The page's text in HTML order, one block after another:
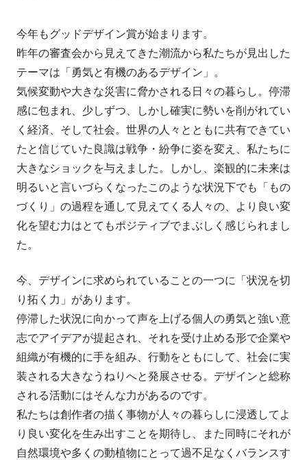
今年もグッドデザイン賞が始まります。
昨年の審査会から見えてきた潮流から私たちが見出した
テーマは「勇気と有機のあるデザイン」。
気候変動や大きな災害に脅かされる日々の暮らし。停滞
感に包まれ、少しずつ、しかし確実に勢いを削がれてい
く経済、そして社会。世界の人々とともに共有できてい
たと信じていた良識は戦争・紛争に姿を変え、私たちに
大きなショックを与えました。しかし、楽観的に未来は
明るいと言いづらくなったこのような状況下でも「もの
づくり」の過程を通して見えてくる人々の、より良い変
化を望む力はとてもポジティブでまぶしく感じられまし
た。
今、デザインに求められていることの一つに「状況を切
り拓く力」があります。
停滞した状況に向かって声を上げる個人の勇気と強い意
志でアイデアが提起され、それを受け止める形で企業や
組織が有機的に手を組み、行動をともにして、社会に実
装される大きなうねりへと発展させる。デザインと総称
される活動にはそんな力があるのです。
私たちは創作者の描く事物が人々の暮らしに浸透してよ
り良い変化を生み出すことを期待し、また同時にそれが
自然環境や多くの動植物にとって過不足なくバランスす